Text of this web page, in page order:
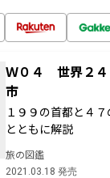
Ｗ０４ 世界２４
市
１９９の首都と４
とともに解説
旅の図鑑
2021.03.18 発売